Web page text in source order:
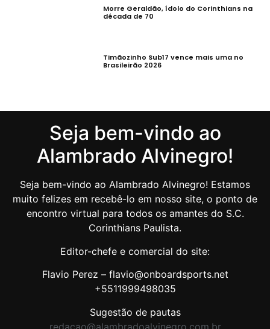
Morre Geraldão, ídolo do Corinthians na
década de 70
Timãozinho Sub17 vence mais uma no
Brasileirão 2026
Seja bem-vindo ao
Alambrado Alvinegro!
Seja bem-vindo ao Alambrado Alvinegro! Estamos
muito felizes em recebê-lo em nosso site, o ponto de
encontro virtual para todos os amantes do S.C.
Corinthians Paulista.
Editor-chefe e comercial do site:
Flavio Perez – flavio@onboardsports.net
+5511999498035
Sugestão de pautas
redacao@alambradoalvinegro.com.br